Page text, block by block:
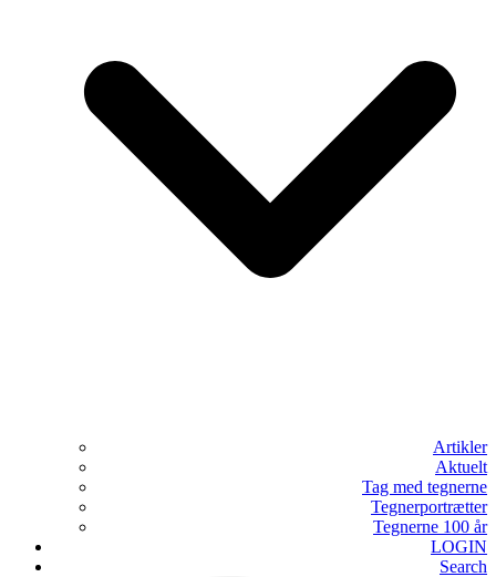
Artikler
Aktuelt
Tag med tegnerne
Tegnerportrætter
Tegnerne 100 år
LOGIN
Search